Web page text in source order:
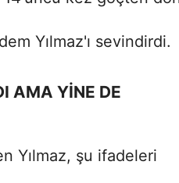
Yılmaz'ı sevindirdi.
AMA YİNE DE
Yılmaz, şu ifadeleri